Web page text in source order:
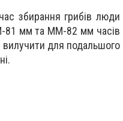
збирання грибів люди
81 мм та ММ-82 мм часів
вилучити для подальшого